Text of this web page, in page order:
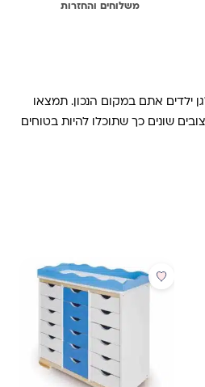
משלוחים והחזרות
ילדים אתם במקום הנכון. תמצאו
שונים כך שתוכלו להיות בטוחים